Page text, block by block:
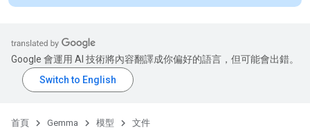
Google 會運用 AI 技術將內容翻譯成你偏好的語言，但可能會出錯。
首頁 Gemma 模型 文件